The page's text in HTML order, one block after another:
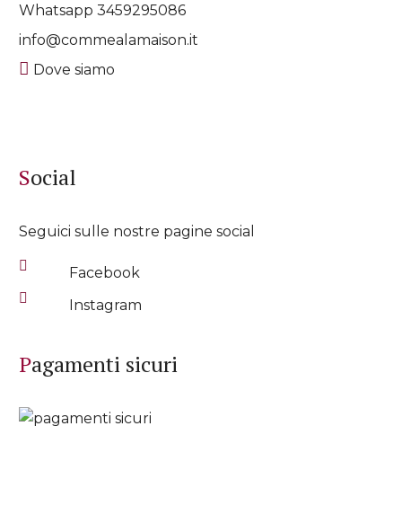
Whatsapp3459295086
info@commealamaison.it
Dove siamo
Social
Seguici sulle nostre pagine social
Facebook
Instagram
Pagamenti sicuri